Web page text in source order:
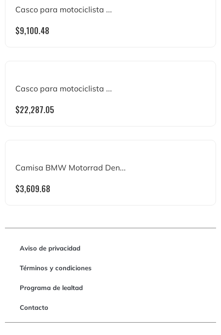
Casco para motociclista ...
$9,100.48
Casco para motociclista ...
$22,287.05
Camisa BMW Motorrad Den...
$3,609.68
Aviso de privacidad
Términos y condiciones
Programa de lealtad
Contacto